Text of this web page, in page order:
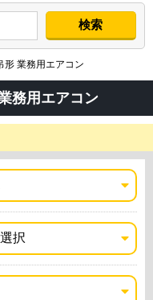
形 業務用エアコン
務用エアコン